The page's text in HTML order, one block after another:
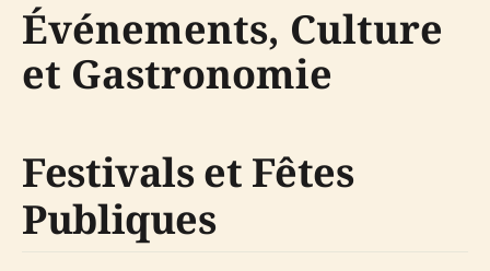
Événements, Culture
et Gastronomie
Festivals et Fêtes
Publiques